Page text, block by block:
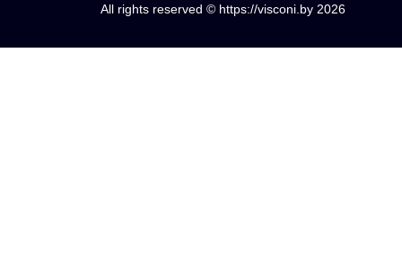
All rights reserved © https://visconi.by 2026